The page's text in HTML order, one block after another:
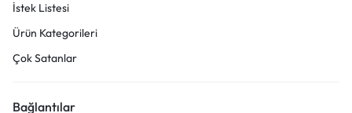
İstek Listesi
Ürün Kategorileri
Çok Satanlar
Bağlantılar